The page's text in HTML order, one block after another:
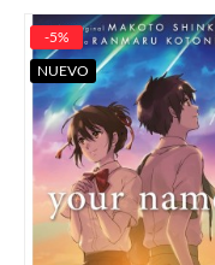
-5%
NUEVO